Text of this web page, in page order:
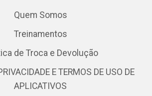
Quem Somos
Treinamentos
de Troca e Devolução
E TERMOS DE USO DE
APLICATIVOS